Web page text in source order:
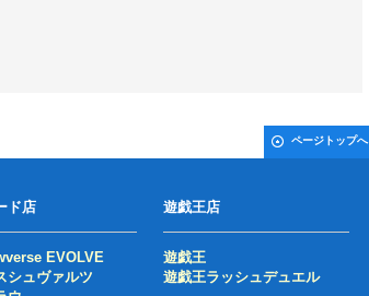
ページトップへ
ド店
EVOLVE
シュヴァルツ
遊戯王店
遊戯王
遊戯王ラッシュデュエル